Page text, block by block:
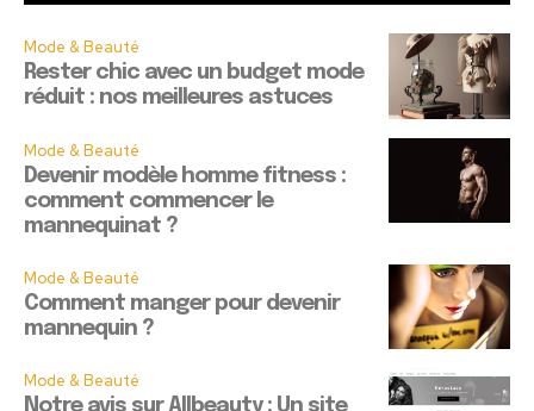
Mode & Beauté
Rester chic avec un budget mode
réduit : nos meilleures astuces
Mode & Beauté
Devenir modèle homme fitness :
comment commencer le
mannequinat ?
Mode & Beauté
Comment manger pour devenir
mannequin ?
Mode & Beauté